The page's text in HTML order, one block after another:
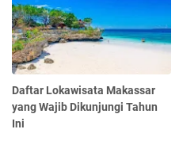
Daftar Lokawisata Makassar
yang Wajib Dikunjungi Tahun
Ini